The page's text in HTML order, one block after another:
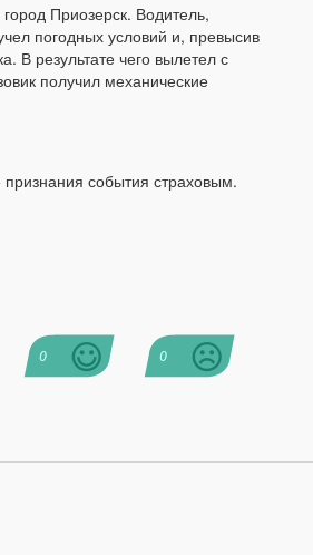
Приозерск. Водитель,
погодных условий и, превысив
В результате чего вылетел с
получил механические
события страховым.
0 0